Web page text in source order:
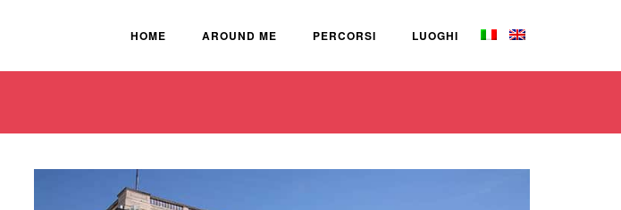
HOME AROUND ME PERCORSI LUOGHI